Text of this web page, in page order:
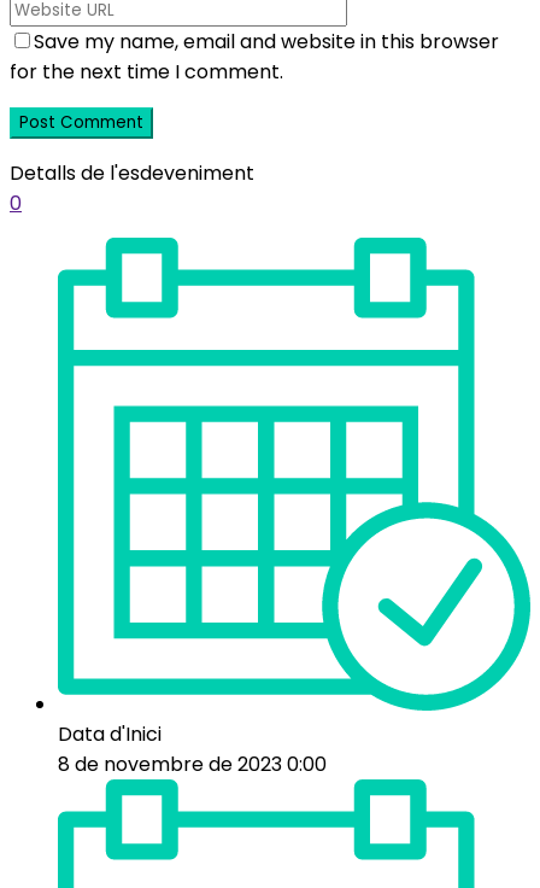
Save my name, email and website in this browser
for the next time I comment.
Detalls de l'esdeveniment
0
Data d'Inici
8 de novembre de 2023 0:00